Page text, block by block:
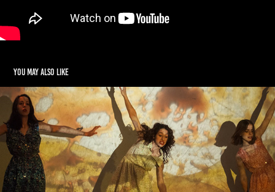
You may also like
(Yo) y el extraño caso de (Ella)
2018